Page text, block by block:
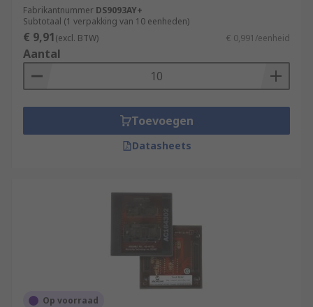
Fabrikantnummer DS9093AY+
Subtotaal (1 verpakking van 10 eenheden)
€ 9,91(excl. BTW) € 0,991/eenheid
Aantal
Toevoegen
Datasheets
Op voorraad